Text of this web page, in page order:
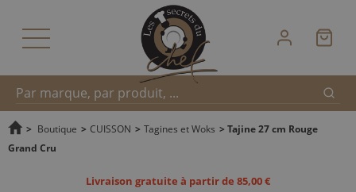
Recherche
> Boutique > CUISSON > Tagines et Woks > Tajine 27 cm Rouge
Grand Cru
Livraison gratuite à partir de 85,00 €